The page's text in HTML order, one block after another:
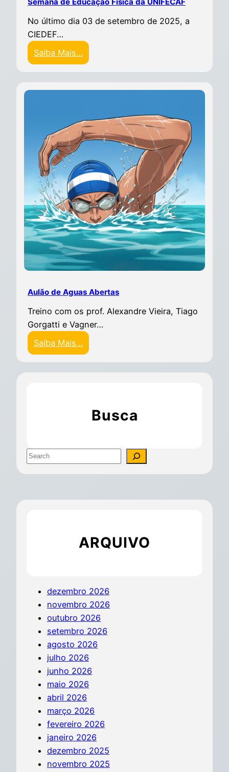
No último dia 03 de setembro de 2025, a
CIEDEF…
Saiba Mais…
Aulão de Aguas Abertas
Treino com os prof. Alexandre Vieira, Tiago
Gorgatti e Vagner…
Saiba Mais…
Busca
ARQUIVO
dezembro 2026
novembro 2026
outubro 2026
setembro 2026
agosto 2026
julho 2026
junho 2026
maio 2026
abril 2026
março 2026
fevereiro 2026
janeiro 2026
dezembro 2025
novembro 2025